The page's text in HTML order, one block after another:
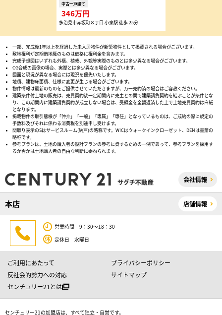
中古一戸建て
346万円
多治見市赤坂町８丁目 小泉駅 徒歩 25分
一部、完成後1年以上を経過した未入居物件が新築物件として掲載される場合がございます。
敷地権利が定期借地権のものは価格に権利金を含みます。
完成予想図はいずれも外構、植栽、外観等実際のものとは多少異なる場合がございます。
CG合成の画像の場合、実際とは多少異なる場合がございます。
図面と現況が異なる場合には現況を優先いたします。
地積、建物床面積、仕様に変更が生じる場合がございます。
物件情報は最新のものをご提供させていただきますが、万一売約済の場合はご容赦ください。
建築条件付土地の販売は、売買契約後一定期間内に売主との間で建築請負契約を結ぶことが条件とな
り、この期間内に建築請負契約が成立しない場合は、受領金を全額返済した上で土地売買契約は白紙
となります。
掲載物件の取引態様が「仲介」「一般」「専属」「専任」となっているものは、ご成約の際に規定の
手数料及びそれに係わる消費税を別途申し受けます。
間取り表示のSはサービスルーム(納戸)の略称です。WICはウォークインクローゼット、DENは書斎の
略称です。
参考プランは、土地の購入者の設計プランの参考に資するための一例であって、参考プランを採用す
るか否かは土地購入者の自由な判断に委ねられます。
会社情報
本店 店舗情報
営業時間 9：30～18：30
定休日 水曜日
ご利用にあたって
プライバシーポリシー
反社会的勢力への対応
サイトマップ
センチュリー21とは
センチュリー21の加盟店は、すべて独立・自営です。